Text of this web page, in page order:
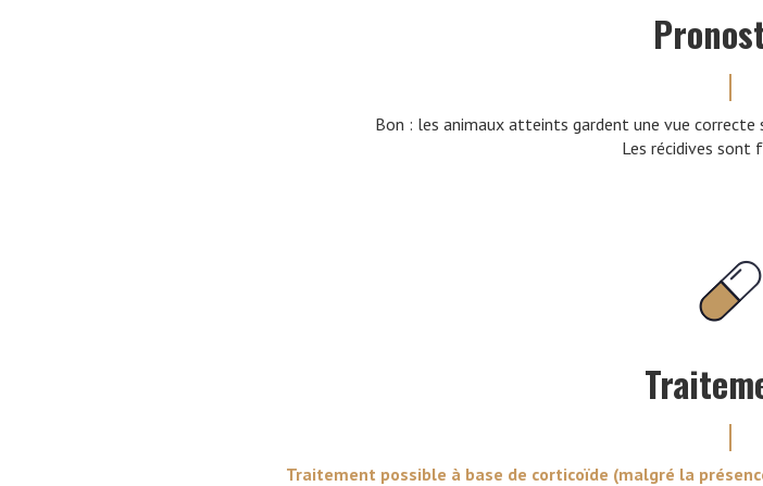
Bon : les animaux atteints gardent une vue
Les récidives sont
Traitement possible à base de corticoïde (malgré la